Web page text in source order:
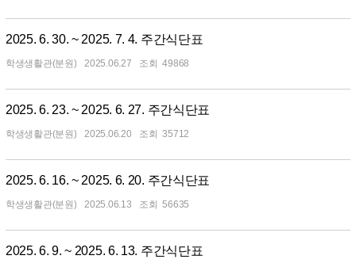
2025. 6. 30. ~ 2025. 7. 4. 주간식단표
학생생활관(분원) 2025.06.27 49868
2025. 6. 23. ~ 2025. 6. 27. 주간식단표
학생생활관(분원) 2025.06.20 35712
2025. 6. 16. ~ 2025. 6. 20. 주간식단표
학생생활관(분원) 2025.06.13 56635
2025. 6. 9. ~ 2025. 6. 13. 주간식단표